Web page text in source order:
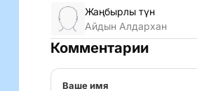
Жаңбырлы түн
Айдын Алдархан
Комментарии
Ваше имя